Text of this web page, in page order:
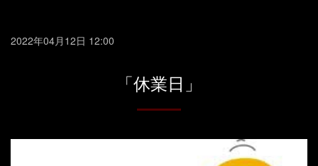
2022年04月12日 12:00
「休業日」